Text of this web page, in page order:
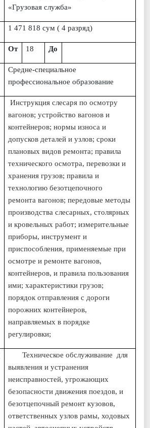
«Грузовая служба»
1 471 818 сум ( 4 разряд)
От 18 До
Средне-специальное
профессиональное образование
Инструкция слесаря по осмотру
вагонов; устройство вагонов и
контейнеров; нормы износа и
допусков деталей и узлов; сроки
плановых видов ремонта; правила
технического осмотра, перевозки и
хранения грузов; правила и
технологию безотцепочного
ремонта вагонов; передовые методы
производства слесарных, столярных
и кровельных работ; измерительные
приборы, инструмент и
приспособления, применяемые при
осмотре и ремонте вагонов,
контейнеров, и правила пользования
ими; характеристики грузов;
порядок отправления с дороги
порожних контейнеров,
направляемых в порядке
регулировки;
Техническое обслуживание для
выявления и устранения
неисправностей, угрожающих
безопасности движения поездов, и
безотцепочный ремонт кузовов,
ответственных узлов рамы, ходовых